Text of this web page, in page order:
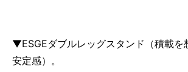
▼ESGEダブルレッグスタンド（積載を
安定感）。